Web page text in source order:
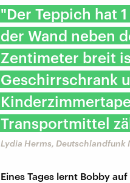
"Der Teppich hat
der Wand neben
Zentimeter breit
Geschirrschrank
Transportmittel
Lydia Herms, Deutschlandfunk
Eines Tages lernt Bobby